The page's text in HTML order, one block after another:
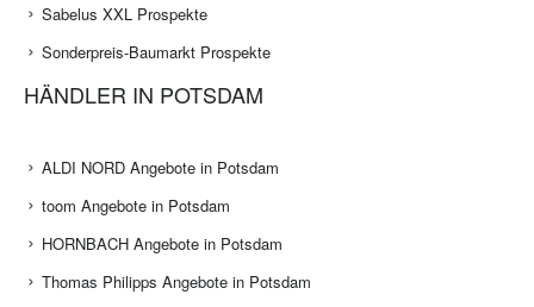
Sabelus XXL Prospekte
Sonderpreis-Baumarkt Prospekte
HÄNDLER IN POTSDAM
ALDI NORD Angebote in Potsdam
toom Angebote in Potsdam
HORNBACH Angebote in Potsdam
Thomas Philipps Angebote in Potsdam